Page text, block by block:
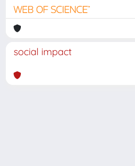
social impact